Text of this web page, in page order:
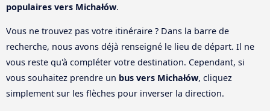
populaires vers Michałów.
Vous ne trouvez pas votre itinéraire ? Dans la barre de
recherche, nous avons déjà renseigné le lieu de départ. Il ne
vous reste qu'à compléter votre destination. Cependant, si
vous souhaitez prendre un bus vers Michałów, cliquez
simplement sur les flèches pour inverser la direction.